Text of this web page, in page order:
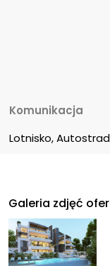
Komunikacja
Lotnisko,
Galeria zdjęć